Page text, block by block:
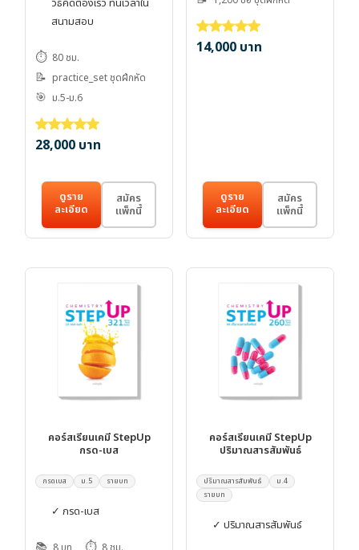
วิธีคิดต้องเร็ว ทันเวลาใน
สนามสอบ
⏱️ 80 ชม.
📝 practice_set ชุดฝึกหัด
🎯 ม.5-ม.6
ให้คะแนน5.00
28,000 บาท
ดูราย
ละเอียด
สมัคร
แพ็กนี้
ให้คะแนน5.00
14,000 บาท
ดูราย
ละเอียด
สมัคร
แพ็กนี้
คอร์สเรียนเคมี StepUp
กรด-เบส
กรดเบส ม.5 รายบท
✓ กรด-เบส
คอร์สเรียนเคมี StepUp
ปริมาณสารสัมพันธ์
ปริมาณสารสัมพันธ์
ม.4
รายบท
✓ ปริมาณสารสัมพันธ์